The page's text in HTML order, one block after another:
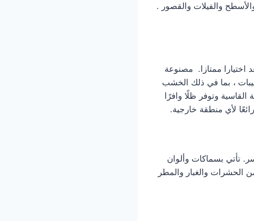
والفيلات والقصور .
اختيارا ممتازا. مصنوعة
، بما في ذلك الخشب
وتوفر ظلًا وافرًا
لأي منطقة خارجية.
تأتي بسماكات وألوان
الحشرات والغبار والمطر